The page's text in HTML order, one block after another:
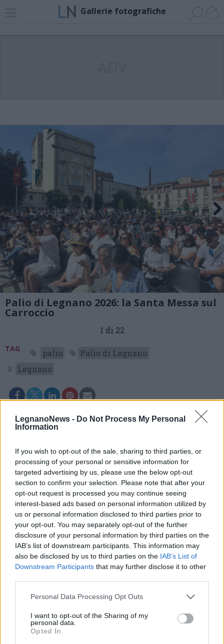
LegnanoNews - Do Not Process My Personal
Information
If you wish to opt-out of the sale, sharing to third parties, or
processing of your personal or sensitive information for
targeted advertising by us, please use the below opt-out
section to confirm your selection. Please note that after your
opt-out request is processed you may continue seeing
interest-based ads based on personal information utilized by
us or personal information disclosed to third parties prior to
your opt-out. You may separately opt-out of the further
disclosure of your personal information by third parties on the
IAB’s list of downstream participants. This information may
also be disclosed by us to third parties on the IAB’s List of
Downstream Participants that may further disclose it to other
Personal Data Processing Opt Outs
I want to opt-out of the Sharing of my
personal data.
Opted In
Gallerie fotografiche
Palio di Legnano 2026: la Santa Messa sul
Carroccio
1 di 22
TAG palio
Palio di Legnano
Legnano
Commenti
Accedioregistratiper commentare questo
articolo.
L'email è richiesta ma non verrà mostrata ai visitatori. Il contenuto di questo
commento esprime il pensiero dell'autore e non rappresenta la linea editoriale
di VareseNews.it, che rimane autonoma e indipendente. I messaggi inclusi nei
commenti non sono testi giornalistici, ma post inviati dai singoli lettori che